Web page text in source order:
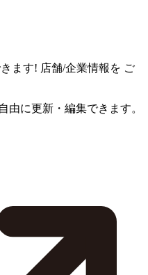
ます! 店舗/企業情報を ご
由に更新・編集できます。